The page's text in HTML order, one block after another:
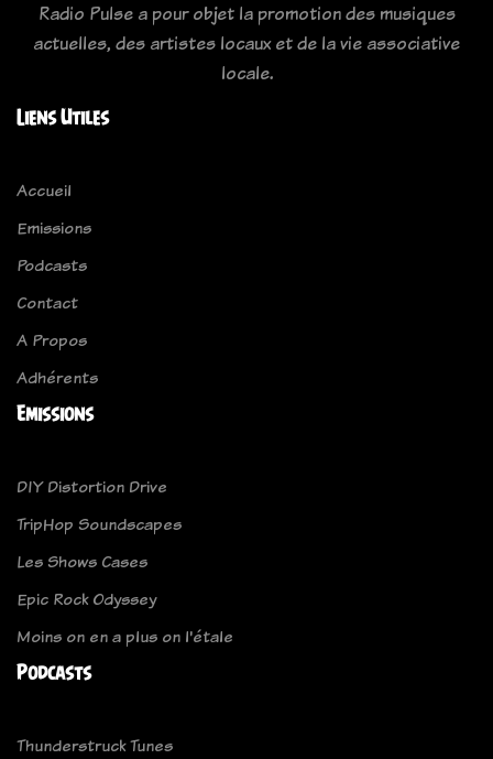
Radio Pulse a pour objet la promotion des musiques
actuelles, des artistes locaux et de la vie associative
locale.
Liens Utiles
Accueil
Emissions
Podcasts
Contact
A Propos
Adhérents
Emissions
DIY Distortion Drive
TripHop Soundscapes
Les Shows Cases
Epic Rock Odyssey
Moins on en a plus on l'étale
Podcasts
Thunderstruck Tunes